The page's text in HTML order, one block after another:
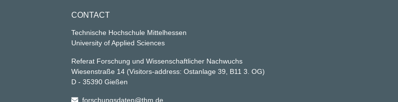
CONTACT
Technische Hochschule Mittelhessen
University of Applied Sciences
Referat Forschung und Wissenschaftlicher Nachwuchs
Wiesenstraße 14 (Visitors-address: Ostanlage 39, B11 3. OG)
D - 35390 Gießen
forschungsdaten@thm.de